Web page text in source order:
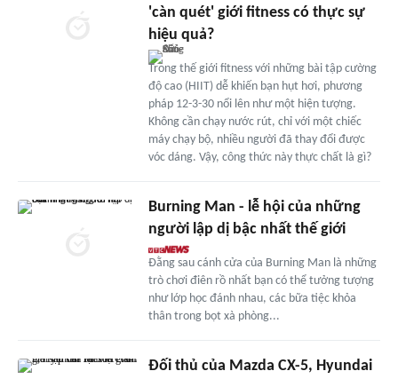
'càn quét' giới fitness có thực sự
hiệu quả?
Trong thế giới fitness với những bài tập cường
độ cao (HIIT) dễ khiến bạn hụt hơi, phương
pháp 12-3-30 nổi lên như một hiện tượng.
Không cần chạy nước rút, chỉ với một chiếc
máy chạy bộ, nhiều người đã thay đổi được
vóc dáng. Vậy, công thức này thực chất là gì?
Burning Man - lễ hội của những
người lập dị bậc nhất thế giới
Đằng sau cánh cửa của Burning Man là những
trò chơi điên rồ nhất bạn có thể tưởng tượng
như lớp học đánh nhau, các bữa tiệc khỏa
thân trong bọt xà phòng...
Đối thủ của Mazda CX-5, Hyundai